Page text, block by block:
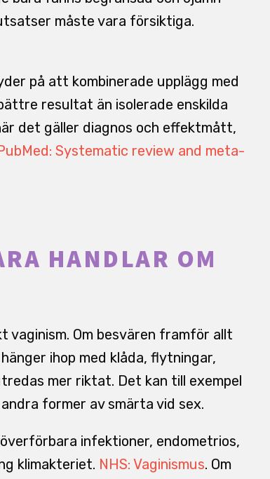
måste vara försiktiga.
på att kombinerade upplägg med
resultat än isolerade enskilda
det gäller diagnos och effektmått,
Systematic review and meta-
HANDLAR OM
Om besvären framför allt
ihop med klåda, flytningar,
mer riktat. Det kan till exempel
former av smärta vid sex.
infektioner, endometrios,
klimakteriet. NHS: Vaginismus. Om